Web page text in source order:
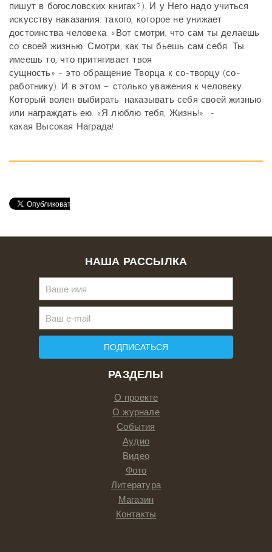
пишут в богословских книгах?). И у Него надо учиться
искусству наказания: такого, которое не унижает
достоинства человека. «Вот смотри, что сам ты делаешь
со своей жизнью. Смотри, как ты бьешь сам себя. Ты
имеешь то, что притягивает твоя
сущность» - это обращение Творца к со-творцу (со-
работнику). И в этом – столько уважения к человеку.
Который волен выбирать: наказывать себя своей жизнью
или награждать ею. «Я люблю тебя, Жизнь!» -
какая Высокая Награда!
РАЗДЕЛЫ
О проекте
О журнале
События
Аудио
Видео
Фото
Литература
Магазин
Контакты
НАША РАССЫЛКА
ПОДПИСАТЬСЯ